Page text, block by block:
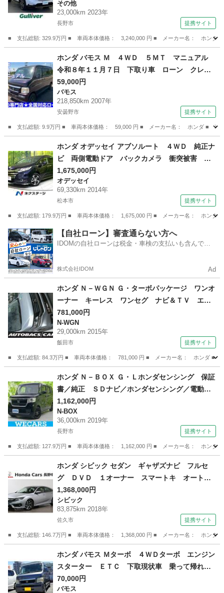
スポットモニター ハーフレザーシート 前席シ
ートヒーター ステアリングヒーター ＬＥＤヘ
その他
23,000km 2023年
長野市 提携サイト
■ 支払総額: 329.9万円 ■ 車両本体価格： 3,240,000 円 ■ メーカー名： ホン
その他
ホンダ バモス Ｍ ４ＷＤ ５ＭＴ マニュアル
令和８年１１月７日 下取り車 ローン クレジ
ット （検8.11）
59,000円
バモス
218,850km 2007年
安曇野市 提携サイト
■ 支払総額: 9.9万円 ■ 車両本体価格： 59,000 円 ■ メーカー名： ホンダ ■
バモス
ホンダ オデッセイ アブソルート ４ＷＤ 純正ナ
ビ 両側電動ドア バックカメラ 衝突被害 ハ
ーフレザーシート コーナーセンサー スマート
キー ビルトインＥＴＣ クルコン 純正１７イ
ンチアルミ オートライト （検9.2）
1,675,000円
オデッセイ
69,330km 2014年
松本市 提携サイト
■ 支払総額: 179.9万円 ■ 車両本体価格： 1,675,000 円 ■ メーカー名： ホン
長野 松本市 オデッセイ
【自社ローン】審査通らない方へ
IDOMの自社ローンは税金・車検の支払いも含んでい
株式会社IDOM Ad
ホンダ Ｎ－ＷＧＮ Ｇ・ターボパッケージ ワンオ
ーナー キーレス ワンセグ ナビ＆ＴＶ エア
バッグ オートマ フル装備 ＨＩＤヘッドライ
ト ＥＴＣ バックカメラ スマートキー （な
し）
781,000円
N-WGN
29,000km 2015年
飯田市 提携サイト
■ 支払総額: 84.3万円 ■ 車両本体価格： 781,000 円 ■ メーカー名： ホンダ ■
N-WGN
ホンダ Ｎ－ＢＯＸ Ｇ・Ｌホンダセンシング 保証
書／純正 ＳＤナビ／ホンダセンシング／電動ス
ライドドア／車線逸脱防止支援システム／ドライ
ブレコーダー 前後／ヘッドランプ ＬＥＤ／Ｕ
ＳＢジャック／Ｂｌｕｅｔｏｏｔｈ接続／ＥＴＣ
1,162,000円
N-BOX
36,000km 2019年
長野市 提携サイト
■ 支払総額: 127.9万円 ■ 車両本体価格： 1,162,000 円 ■ メーカー名： ホンダ
N-BOX
ホンダ シビック セダン ギャザズナビ フルセ
グ ＤＶＤ １オーナー スマートキ オートエ
アコン 衝突軽減 ＥＴＣ車載器 Ｂｌｕｅｔｏ
ｏｔｈ リアカメラ レーダークルーズＣ レー
ンキープ ＶＳＡ サイドエアバッグ ＡＢＳ
1,368,000円
シビック
83,875km 2018年
佐久市 提携サイト
■ 支払総額: 146.7万円 ■ 車両本体価格： 1,368,000 円 ■ メーカー名： ホン
シビック
ホンダ バモス Ｍターボ ４ＷＤターボ エンジン
スターター ＥＴＣ 下取現状車 乗って帰れま
す。 （検9.9）
70,000円
バモス